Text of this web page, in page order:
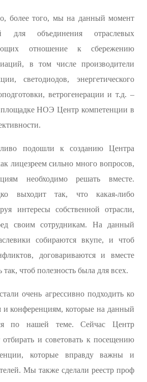
более того, мы на данный момент
для объединения отраслевых
отношение к сбережению
в том числе производители
светодиодов, энергетического
ветрогенерации и т.д. –
площадке НОЭ Центр компетенции в
подошли к созданию Центра
лицезреем сильно много вопросов,
необходимо решать вместе.
выходит так, что какая-либо
интересы собственной отрасли,
своим сотрудникам. На данный
собираются вкупе, и чтоб
договариваются и вместе
так, чтоб полезность была для всех.
очень агрессивно подходить ко
и конференциям, которые на данный
по нашей теме. Сейчас Центр
отбирать и советовать к посещению
которые вправду важны и
Мы также сделали реестр проф